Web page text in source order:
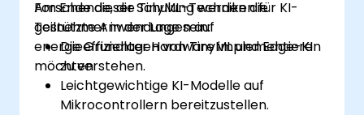
Forschende, die TinyML-Techniken für KI-
gestützte Anwendungen auf
energieeffizienter Hardware implementieren
möchten.
Am Ende dieser Schulung werden die
Teilnehmer in der Lage sein:
Die Grundlagen von TinyML und Edge-KI
zu verstehen.
Leichtgewichtige KI-Modelle auf
Mikrocontrollern bereitzustellen.